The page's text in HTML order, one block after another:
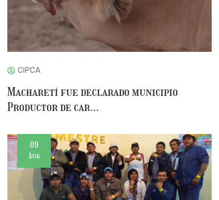
CIPCA
Macharetí fue declarado municipio
Productor de car...
09
Aug